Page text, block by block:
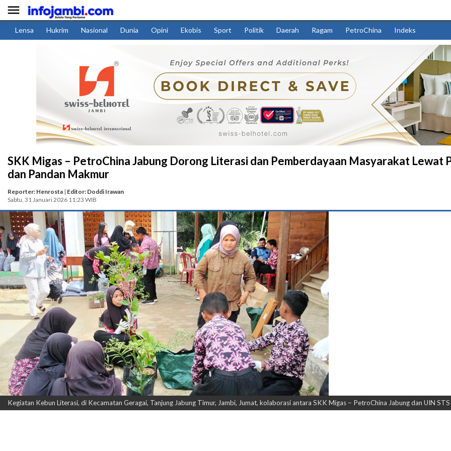

Lensa Hukrim Nasional Dunia Opini Ekobis Sport Politik Daerah Ragam PetroChina Indeks
SKK Migas – PetroChina Jabung Dorong Literasi dan Pemberdayaan Masyarakat Lewat
dan Pandan Makmur
Reporter: Henrosta | Editor: Doddi Irawan
Sabtu, 31 Januari 2026 11:23 WIB
Kegiatan Kebun Literasi, di Kecamatan Geragai, Tanjung Jabung Timur, Jambi, Jumat, kolaborasi antara SKK Migas – PetroChina Jabung dan UIN